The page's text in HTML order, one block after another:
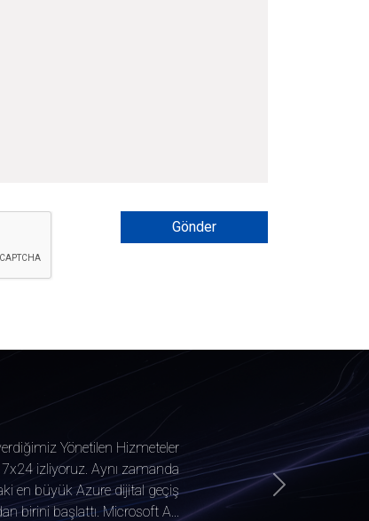
Gönder
Yönetilen Hizmeteler
7x24 izliyoruz. Aynı zamanda
en büyük Azure dijital geçiş
birini başlattı. Microsoft A...
Next